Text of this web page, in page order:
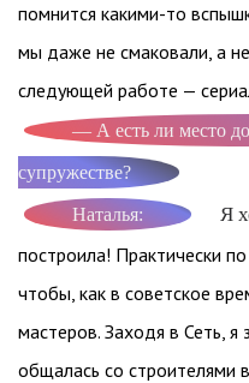
помнится какими-то
мы даже не смаковали, а
следующей работе —
— А есть ли место
супружестве?
Наталья: Я
построила! Практически
чтобы, как в советское
мастеров. Заходя в Сеть,
общалась со